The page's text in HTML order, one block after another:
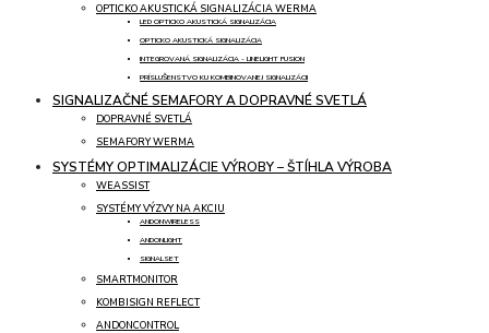
OPTICKO AKUSTICKÁ SIGNALIZÁCIA WERMA
LED OPTICKO AKUSTICKÁ SIGNALIZÁCIA
OPTICKO AKUSTICKÁ SIGNALIZÁCIA
INTEGROVANÁ SIGNALIZÁCIA - LINELIGHT FUSION
PRÍSLUŠENSTVO KU KOMBINOVANEJ SIGNALIZÁCII
SIGNALIZAČNÉ SEMAFORY A DOPRAVNÉ SVETLÁ
DOPRAVNÉ SVETLÁ
SEMAFORY WERMA
SYSTÉMY OPTIMALIZÁCIE VÝROBY – ŠTÍHLA VÝROBA
WEASSIST
SYSTÉMY VÝZVY NA AKCIU
ANDONWIRELESS
ANDONLIGHT
SIGNALSET
SMARTMONITOR
KOMBISIGN REFLECT
ANDONCONTROL